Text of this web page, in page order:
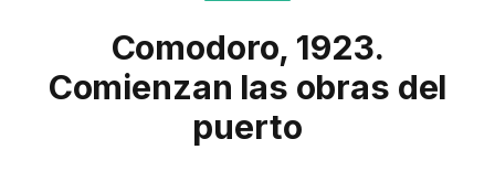
Comodoro, 1923.
Comienzan las obras del
puerto